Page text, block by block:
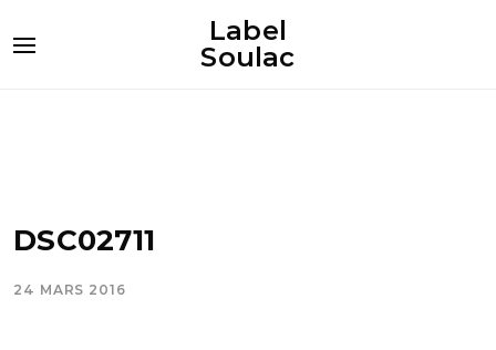
Label
Soulac
DSC02711
24 MARS 2016